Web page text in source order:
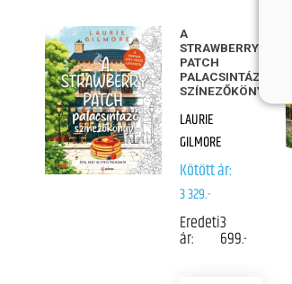
A
STRAWBERRY
PATCH
PALACSINTÁZÓ
SZÍNEZŐKÖNYV
LAURIE
GILMORE
Kötött ár:
3 329.-
Eredeti
ár:
3
699.-